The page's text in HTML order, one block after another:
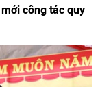
công tác quy